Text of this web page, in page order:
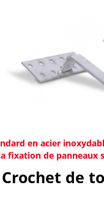
en acier
fixation de panneaux
Crochet de